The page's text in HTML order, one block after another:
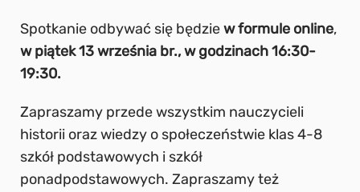
Spotkanie odbywać się będziew formule online,
w piątek 13 września br., w godzinach 16:30-
19:30.
Zapraszamy przede wszystkim nauczycieli
historii oraz wiedzy o społeczeństwie klas 4-8
szkół podstawowych i szkół
ponadpodstawowych. Zapraszamy też